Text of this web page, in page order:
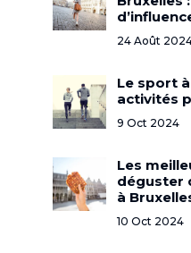
24 Août
Le sport
activités
9 Oct 2024
Les
déguster
à
10 Oct 2024